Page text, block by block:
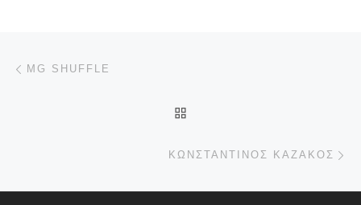
Πλοήγηση δημοσιεύσεων
MG SHUFFLE
ΚΩΝΣΤΑΝΤΊΝΟΣ ΚΑΖΆΚΟΣ